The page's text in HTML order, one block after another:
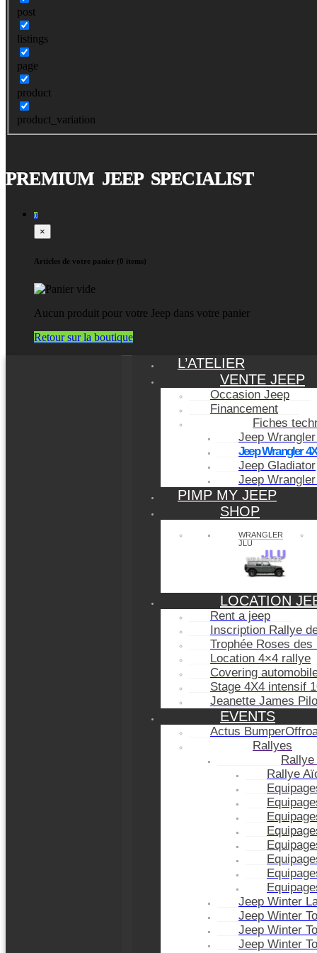
post
listings
page
product
product_variation
PREMIUM JEEP SPECIALIST
0
×
Articles de votre panier (0 items)
Aucun produit pour votre Jeep dans votre panier
Retour sur la boutique
L’ATELIER
VENTE JEEP
Occasion Jeep
Financement
Fiches
Jeep
Jeep Wrangler
Jeep Gladiator
Jeep
PIMP MY JEEP
SHOP
WRANGLER
JLU
LOCATION
Rent a jeep
Inscription Rallye
Trophée Roses des
Location 4×4 rallye
Covering
Stage 4X4 intensif
Jeanette James
EVENTS
Actus
Rallyes
Rallye
Jeep Winter
Jeep Winter
Jeep Winter
Jeep Winter